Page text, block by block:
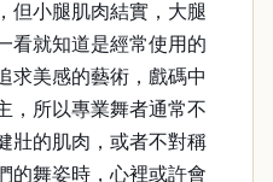
但小腿肌肉結實，大腿
看就知道是經常使用的
求美感的藝術，戲碼中
，所以專業舞者通常不
壯的肌肉，或者不對稱
的舞姿時，心裡或許會